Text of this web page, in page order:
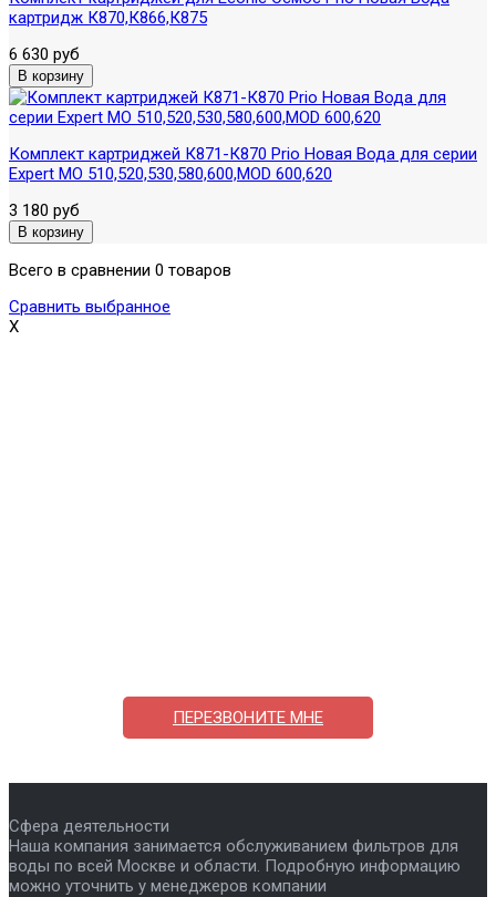
картридж К870,К866,К875
6 630 руб
Комплект картриджей К871-К870 Prio Новая Вода для серии
Expert МО 510,520,530,580,600,МOD 600,620
3 180 руб
Всего в сравнении 0 товаров
Сравнить выбранное
X
ПЕРЕЗВОНИТЕ МНЕ
Сфера деятельности
Наша компания занимается обслуживанием фильтров для
воды по всей Москве и области. Подробную информацию
можно уточнить у менеджеров компании